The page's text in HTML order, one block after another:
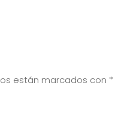
están marcados con *